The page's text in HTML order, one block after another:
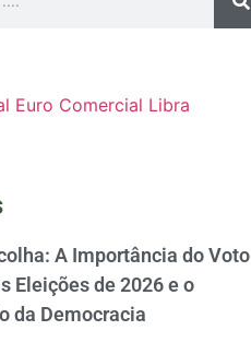
Euro Comercial Libra
A Importância do Voto
Eleições de 2026 e o
da Democracia